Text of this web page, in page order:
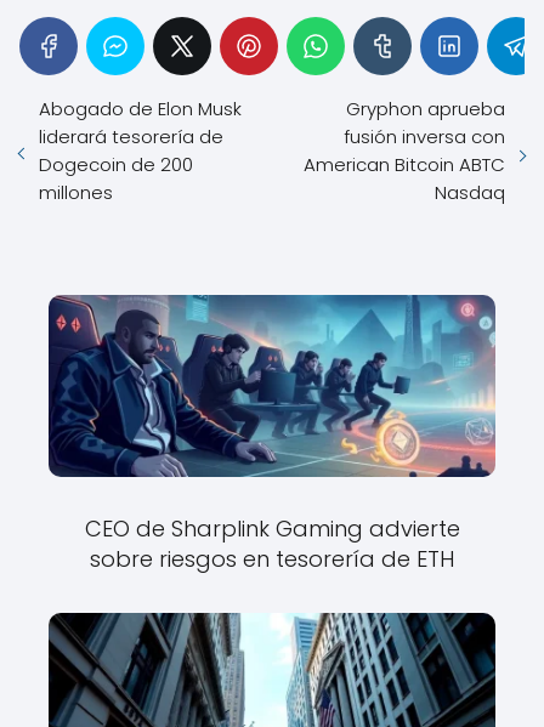
Abogado de Elon Musk
liderará tesorería de
Dogecoin de 200
millones
Gryphon aprueba
fusión inversa con
American Bitcoin ABTC
Nasdaq
CEO de Sharplink Gaming advierte
sobre riesgos en tesorería de ETH